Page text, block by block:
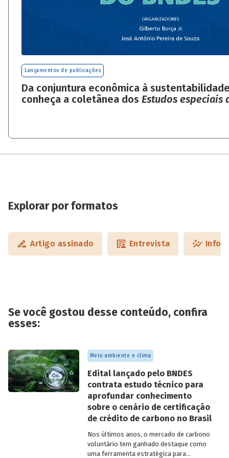
Lançamentos de publicações
Da conjuntura econômica à
conheça a coletânea dos Estudos especiais
Explorar por formatos
Artigo assinado Entrevista
Se você gostou desse conteúdo, confira
esses:
Meio ambiente e clima
Edital lançado pelo BNDES
contrata estudo técnico para
aprofundar conhecimento
sobre o cenário de certificação
de crédito de carbono no Brasil
Nos últimos anos, o mercado de carbono
voluntário tem ganhado destaque como
uma ferramenta estratégica para